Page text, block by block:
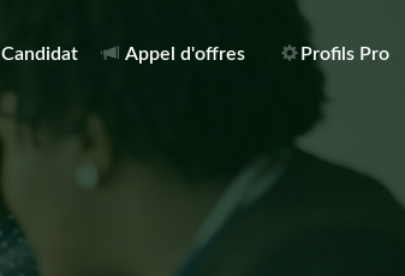
Candidat Appel d'offres Profils Pro